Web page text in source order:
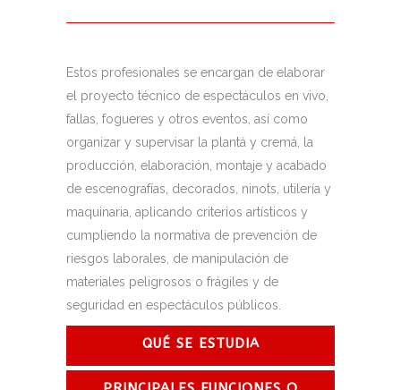
Estos profesionales se encargan de elaborar
el proyecto técnico de espectáculos en vivo,
fallas, fogueres y otros eventos, así como
organizar y supervisar la plantá y cremá, la
producción, elaboración, montaje y acabado
de escenografías, decorados, ninots, utilería y
maquinaria, aplicando criterios artísticos y
cumpliendo la normativa de prevención de
riesgos laborales, de manipulación de
materiales peligrosos o frágiles y de
seguridad en espectáculos públicos.
QUÉ SE ESTUDIA